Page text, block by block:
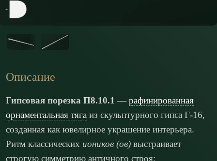
Описание
Гипсовая порезка П8.10.1 — рафинированная
орнаментальная тяга из скульптурного гипса Г-16,
созданная как ювелирное украшение интерьера.
Ритм классических иоников (ов) выстраивает
строгую симметрию античного строя: